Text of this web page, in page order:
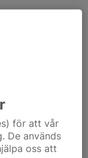
för att vår
De används
oss att